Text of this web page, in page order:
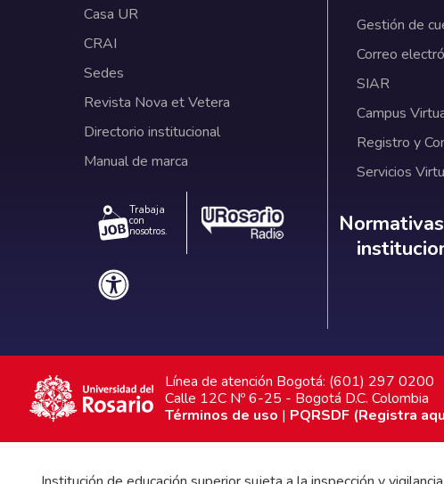
Casa UR
CRAI
Sedes
Revista Nova et Vetera
Directorio institucional
Manual de marca
Trabaja
con
nosotros.
Gestión de
Correo
SIAR
Campus
Registro y
Servicios
Línea de atención Bogotá: (601) 297 0200
Calle 12C Nº 6-25 - Bogotá D.C. Colombia
Términos de uso | PQRSDF (Registra